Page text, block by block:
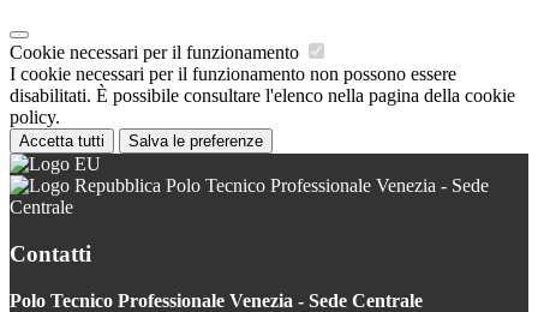
Cookie necessari per il funzionamento
I cookie necessari per il funzionamento non possono essere
disabilitati. È possibile consultare l'elenco nella pagina della cookie
policy.
Accetta tutti Salva le preferenze
Polo Tecnico Professionale Venezia - Sede
Centrale
Contatti
Polo Tecnico Professionale Venezia - Sede Centrale